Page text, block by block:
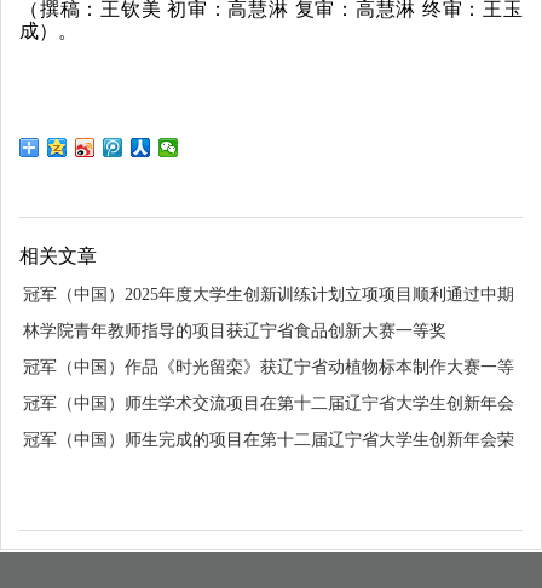
（撰稿：王钦美 初审：高慧淋 复审：高慧淋 终审：王玉
成）。
相关文章
冠军（中国）2025年度大学生创新训练计划立项项目顺利通过中期
检查
林学院青年教师指导的项目获辽宁省食品创新大赛一等奖
冠军（中国）作品《时光留栾》获辽宁省动植物标本制作大赛一等
奖
冠军（中国）师生学术交流项目在第十二届辽宁省大学生创新年会
获三等奖
冠军（中国）师生完成的项目在第十二届辽宁省大学生创新年会荣